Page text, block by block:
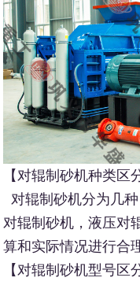
【对辊制砂机种类区
对辊制砂机分为几
对辊制砂机，液压对
算和实际情况进行合
【对辊制砂机型号区